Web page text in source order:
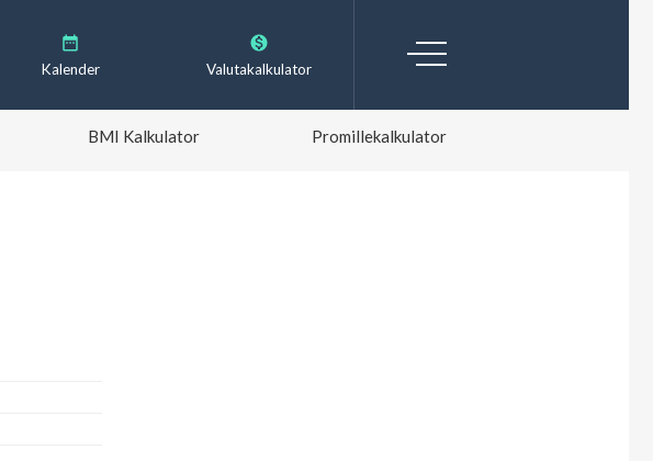
Kalender Valutakalkulator
BMI Kalkulator Promillekalkulator